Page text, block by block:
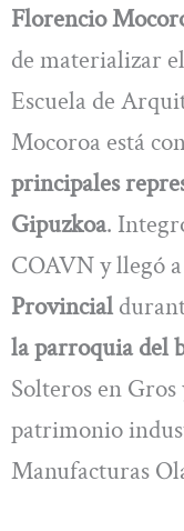
Florencio
de materializar
Escuela de
Mocoroa está
principales
Gipuzkoa.
COAVN y llegó
Provincial
la parroquia del
Solteros en
patrimonio
Manufacturas